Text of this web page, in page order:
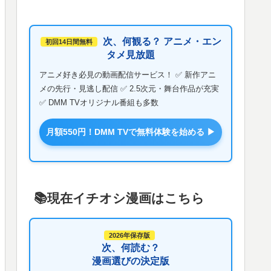
初回14日間無料
次、何観る？ アニメ・エン
タメ見放題
アニメ好き必見の動画配信サービス！ ✅ 新作アニ
メの先行・見逃し配信 ✅ 2.5次元・舞台作品が充実
✅ DMM TVオリジナル番組も多数
月額550円！DMM TVで無料体験を始める ▶
📚️現在イチオシ漫画はこちら
2026年保存版
次、何読む？
漫画選びの決定版